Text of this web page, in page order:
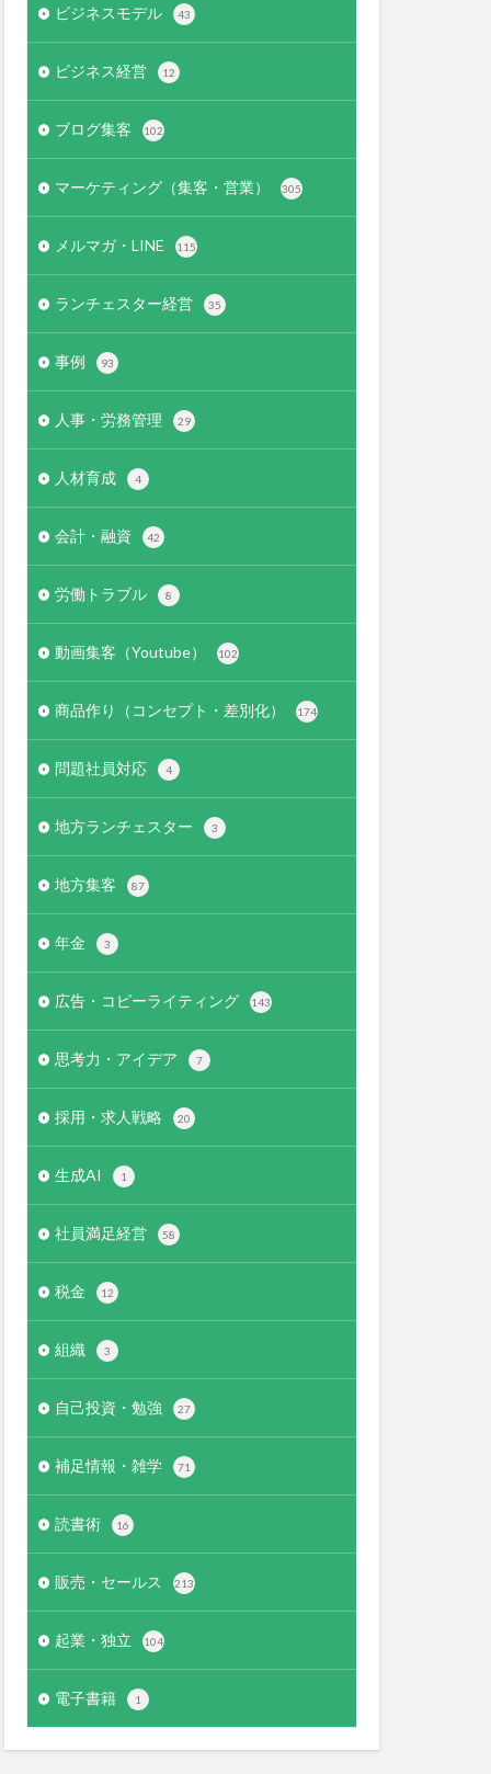
ビジネスモデル 43
ビジネス経営 12
ブログ集客 102
マーケティング（集客・営業） 305
メルマガ・LINE 115
ランチェスター経営 35
事例 93
人事・労務管理 29
人材育成 4
会計・融資 42
労働トラブル 8
動画集客（Youtube） 102
商品作り（コンセプト・差別化） 174
問題社員対応 4
地方ランチェスター 3
地方集客 87
年金 3
広告・コピーライティング 143
思考力・アイデア 7
採用・求人戦略 20
生成AI 1
社員満足経営 58
税金 12
組織 3
自己投資・勉強 27
補足情報・雑学 71
読書術 16
販売・セールス 213
起業・独立 104
電子書籍 1